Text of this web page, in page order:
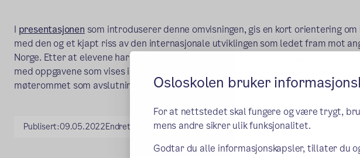
Osloskolen bruker
For at nettstedet skal fungere og være trygt,
mens andre sikrer ulik funksjonalitet.
Godtar du alle informasjonskapsler, tillater du
I presentasjonen som introduserer denne omvisningen, gis en kort orientering
med den og et kjapt riss av den internasjonale utviklingen som ledet fram mot
Norge. Etter at elevene har fått en guidet gjennomgang av utstillingen, jobber de i
med oppgavene som vises i presentasjonen. Disse oppgavene elevene gjennomgås i
møterommet som avslutning av besøket.
Publisert:09.05.2022Endret: 16.05.2022